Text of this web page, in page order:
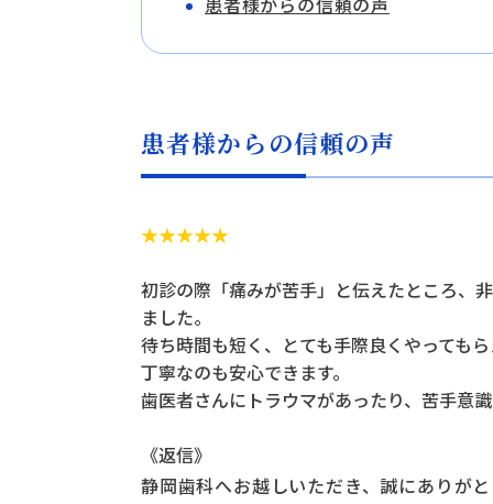
患者様からの信頼の声
★★★★★
初診の際「痛みが苦手」と伝えたところ、
ました。
待ち時間も短く、とても手際良くやっても
丁寧なのも安心できます。
歯医者さんにトラウマがあったり、苦手意
《返信》
静岡歯科へお越しいただき、誠にありが